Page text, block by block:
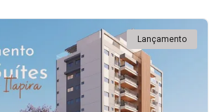
Lançamento